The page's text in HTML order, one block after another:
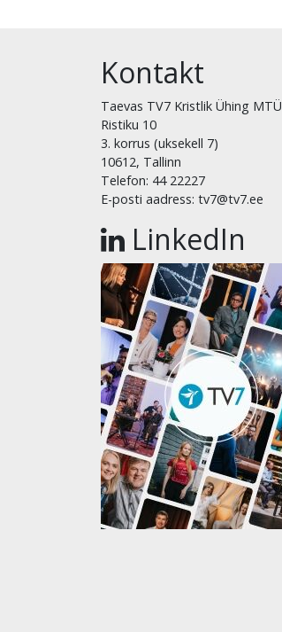
Kontakt
Taevas TV7 Kristlik Ühing MTÜ
Ristiku 10
3. korrus (uksekell 7)
10612, Tallinn
Telefon: 44 22227
E-posti aadress: tv7@tv7.ee
LinkedIn